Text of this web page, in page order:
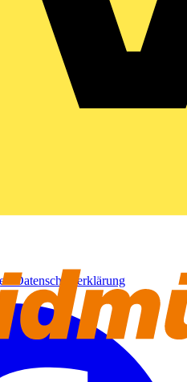
erhalten Sie stets aktuelle
Datenschutzerklärung